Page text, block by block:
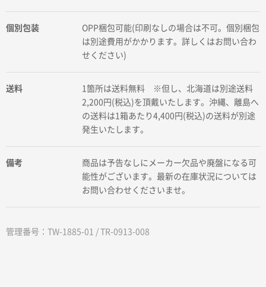
個別包装
OPP梱包可能(印刷なしの場合は不可。個別梱包
は別途費用がかかります。詳しくはお問い合わ
せください)
送料
1箇所は送料無料 ※但し、北海道は別途送料
2,200円(税込)を頂戴いたします。沖縄、離島へ
の送料は1箱あたり4,400円(税込)の送料が別途
発生いたします。
備考
商品は予告なしにメーカー欠品や廃盤になる可
能性がございます。最新の在庫状況については
お問い合わせくださいませ。
管理番号：TW-1885-01 / TR-0913-008